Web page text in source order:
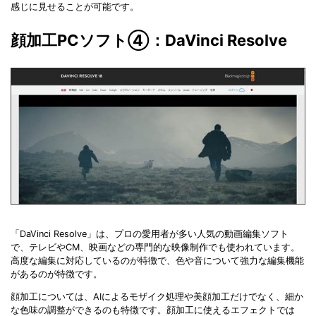
感じに見せることが可能です。
顔加工PCソフト④：DaVinci Resolve
「DaVinci Resolve」は、プロの愛用者が多い人気の動画編集ソフト
で、テレビやCM、映画などの専門的な映像制作でも使われています。
高度な編集に対応しているのが特徴で、色や音について強力な編集機能
があるのが特徴です。
顔加工については、AIによるモザイク処理や美顔加工だけでなく、細か
な色味の調整ができるのも特徴です。顔加工に使えるエフェクトでは